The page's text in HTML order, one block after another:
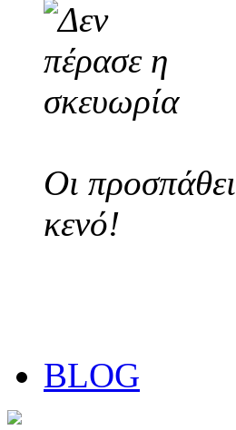
Οι
κενό!
BLOG